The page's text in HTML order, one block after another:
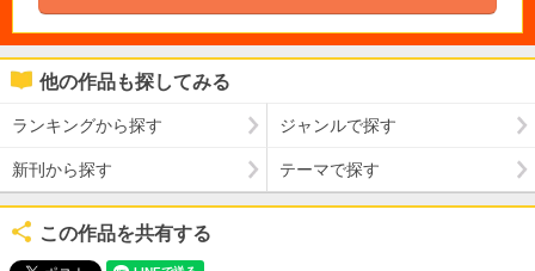
他の作品も探してみる
ランキングから探す ジャンルで探す
新刊から探す テーマで探す
この作品を共有する